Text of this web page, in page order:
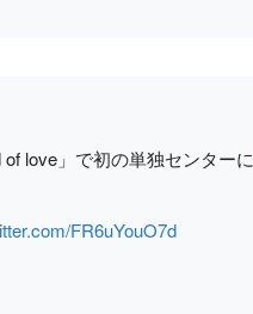
love」で初の単独センターに
FR6uYouO7d